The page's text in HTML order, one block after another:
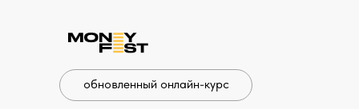
обновленный онлайн-курс